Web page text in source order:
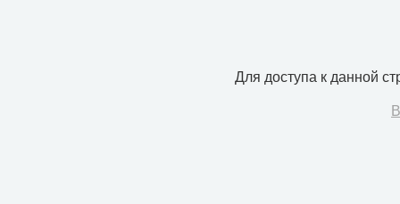
Для доступа к данной